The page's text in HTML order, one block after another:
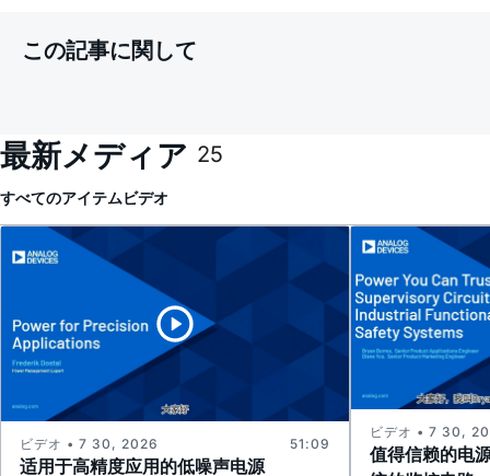
この記事に関して
最新メディア 25
すべてのアイテムビデオ
适用于高精度应用的低噪声电源
ビデオ • 7 30, 2026 51:09
值得信赖的电
ビデオ • 7 30,